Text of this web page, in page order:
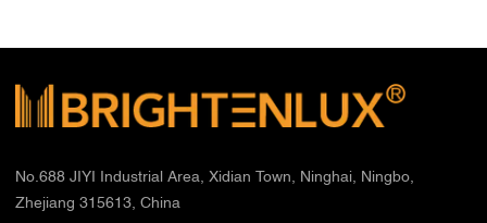
No.688 JIYI Industrial Area, Xidian Town, Ninghai, Ningbo,
Zhejiang 315613, China